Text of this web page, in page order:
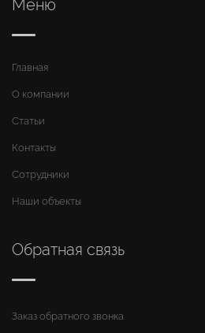
Меню
Главная
О компании
Статьи
Контакты
Сотрудники
Наши объекты
Обратная связь
Заказ обратного звонка